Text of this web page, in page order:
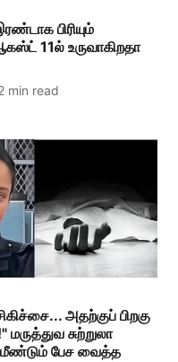
பிரியும்
11ல் உருவாகிறதா
min read
அதற்குப் பிறகு
மருத்துவ சுற்றுலா
மீண்டும் பேச வைத்த